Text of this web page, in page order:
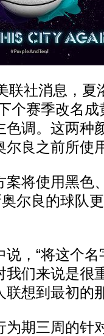
社消息，夏
个赛季改名
色调。这两种
尔良之前所使
将使用黑色
尔良的球队
，“将这个名
们来说是很
想到最初的
三周的针对